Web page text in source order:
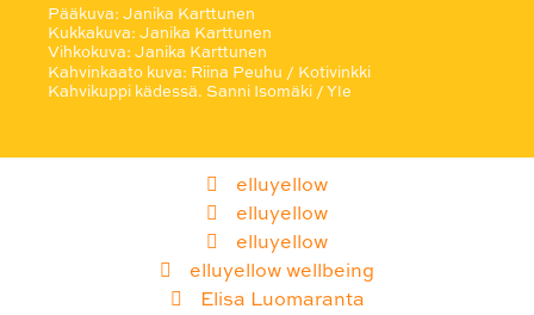
Pääkuva: Janika Karttunen
Kukkakuva: Janika Karttunen
Vihkokuva: Janika Karttunen
Kahvinkaato kuva: Riina Peuhu / Kotivinkki
Kahvikuppi kädessä. Sanni Isomäki / Yle
elluyellow
elluyellow
elluyellow
elluyellow wellbeing
Elisa Luomaranta